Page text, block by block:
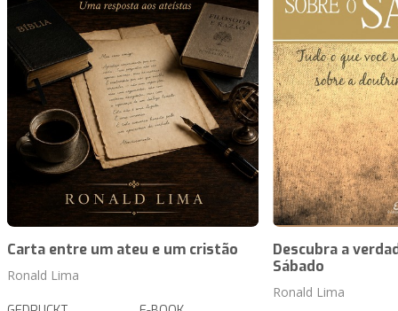
Carta entre um ateu e um cristão
Ronald Lima
Descubra a
Sábado
Ronald Lima